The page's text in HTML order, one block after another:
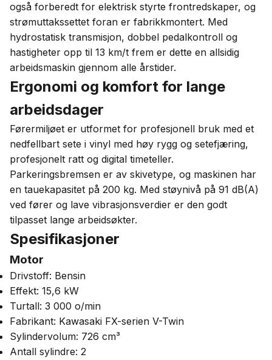
også forberedt for elektrisk styrte frontredskaper, og
strømuttakssettet foran er fabrikkmontert. Med
hydrostatisk transmisjon, dobbel pedalkontroll og
hastigheter opp til 13 km/t frem er dette en allsidig
arbeidsmaskin gjennom alle årstider.
Ergonomi og komfort for lange
arbeidsdager
Førermiljøet er utformet for profesjonell bruk med et
nedfellbart sete i vinyl med høy rygg og setefjæring,
profesjonelt ratt og digital timeteller.
Parkeringsbremsen er av skivetype, og maskinen har
en tauekapasitet på 200 kg. Med støynivå på 91 dB(A)
ved fører og lave vibrasjonsverdier er den godt
tilpasset lange arbeidsøkter.
Spesifikasjoner
Motor
Drivstoff: Bensin
Effekt: 15,6 kW
Turtall: 3 000 o/min
Fabrikant: Kawasaki FX-serien V-Twin
Sylindervolum: 726 cm³
Antall sylindre: 2